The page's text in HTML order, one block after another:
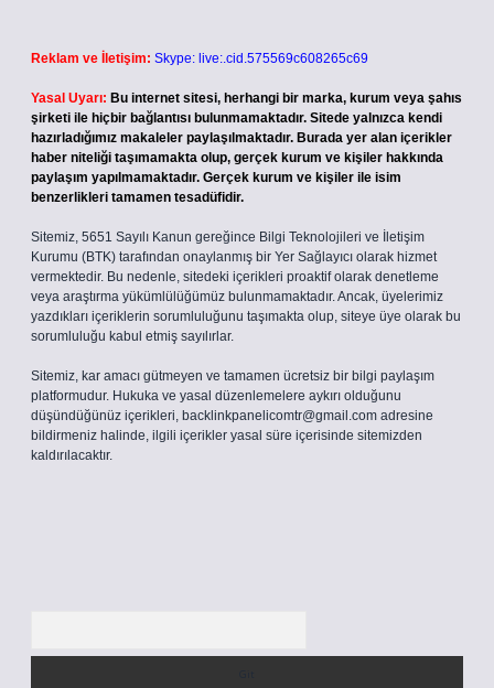
Reklam ve İletişim: Skype: live:.cid.575569c608265c69
Yasal Uyarı: Bu internet sitesi, herhangi bir marka, kurum veya şahıs
şirketi ile hiçbir bağlantısı bulunmamaktadır. Sitede yalnızca kendi
hazırladığımız makaleler paylaşılmaktadır. Burada yer alan içerikler
haber niteliği taşımamakta olup, gerçek kurum ve kişiler hakkında
paylaşım yapılmamaktadır. Gerçek kurum ve kişiler ile isim
benzerlikleri tamamen tesadüfidir.
Sitemiz, 5651 Sayılı Kanun gereğince Bilgi Teknolojileri ve İletişim
Kurumu (BTK) tarafından onaylanmış bir Yer Sağlayıcı olarak hizmet
vermektedir. Bu nedenle, sitedeki içerikleri proaktif olarak denetleme
veya araştırma yükümlülüğümüz bulunmamaktadır. Ancak, üyelerimiz
yazdıkları içeriklerin sorumluluğunu taşımakta olup, siteye üye olarak bu
sorumluluğu kabul etmiş sayılırlar.
Sitemiz, kar amacı gütmeyen ve tamamen ücretsiz bir bilgi paylaşım
platformudur. Hukuka ve yasal düzenlemelere aykırı olduğunu
düşündüğünüz içerikleri, backlinkpanelicomtr@gmail.com adresine
bildirmeniz halinde, ilgili içerikler yasal süre içerisinde sitemizden
kaldırılacaktır.